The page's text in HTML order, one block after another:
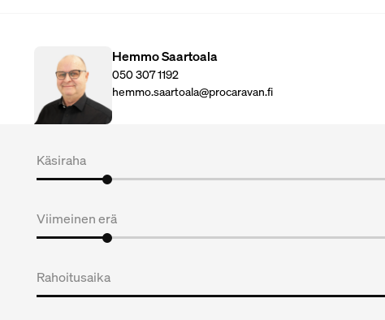
Hemmo Saartoala
050 307 1192
hemmo.saartoala@procaravan.fi
Käsiraha
Viimeinen erä
Rahoitusaika